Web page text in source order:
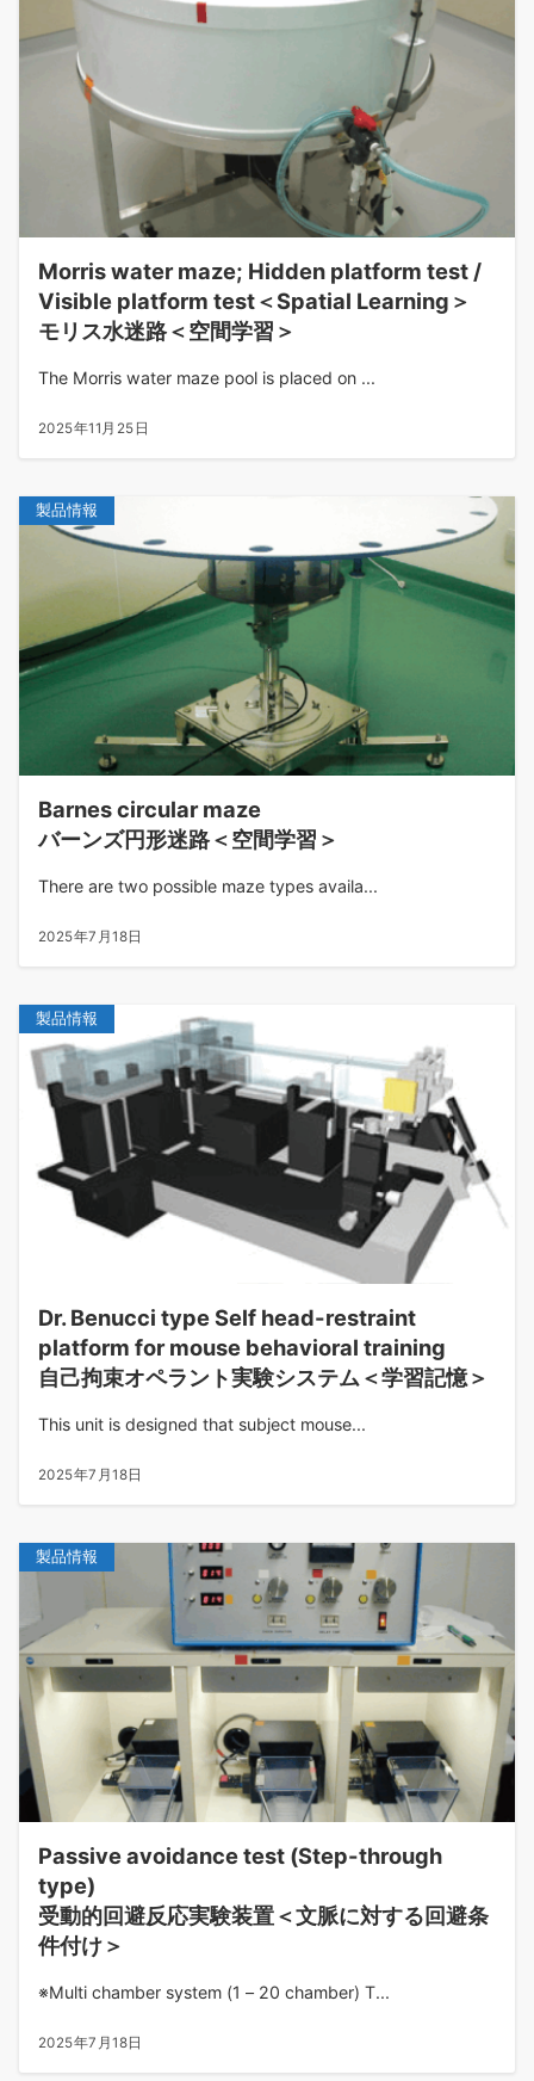
Morris water maze; Hidden platform test /
Visible platform test＜Spatial Learning＞
モリス水迷路＜空間学習＞
The Morris water maze pool is placed on ...
2025年11月25日
製品情報
Barnes circular maze
バーンズ円形迷路＜空間学習＞
There are two possible maze types availa...
2025年7月18日
製品情報
Dr. Benucci type Self head-restraint
platform for mouse behavioral training
自己拘束オペラント実験システム＜学習記憶＞
This unit is designed that subject mouse...
2025年7月18日
製品情報
Passive avoidance test (Step-through
type)
受動的回避反応実験装置＜文脈に対する回避条
件付け＞
※Multi chamber system (1 – 20 chamber) T...
2025年7月18日